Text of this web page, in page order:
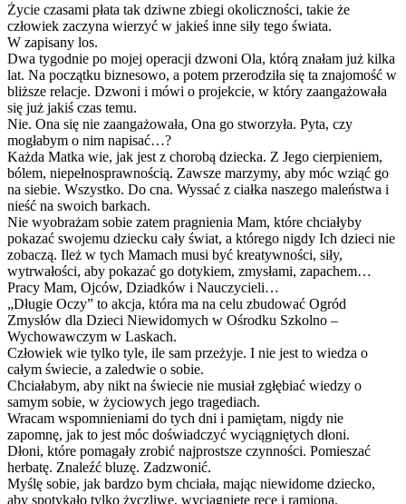
Życie czasami płata tak dziwne zbiegi okoliczności, takie że
człowiek zaczyna wierzyć w jakieś inne siły tego świata.
W zapisany los.
Dwa tygodnie po mojej operacji dzwoni Ola, którą znałam już kilka
lat. Na początku biznesowo, a potem przerodziła się ta znajomość w
bliższe relacje. Dzwoni i mówi o projekcie, w który zaangażowała
się już jakiś czas temu.
Nie. Ona się nie zaangażowała, Ona go stworzyła. Pyta, czy
mogłabym o nim napisać…?
Każda Matka wie, jak jest z chorobą dziecka. Z Jego cierpieniem,
bólem, niepełnosprawnością. Zawsze marzymy, aby móc wziąć go
na siebie. Wszystko. Do cna. Wyssać z ciałka naszego maleństwa i
nieść na swoich barkach.
Nie wyobrażam sobie zatem pragnienia Mam, które chciałyby
pokazać swojemu dziecku cały świat, a którego nigdy Ich dzieci nie
zobaczą. Ileż w tych Mamach musi być kreatywności, siły,
wytrwałości, aby pokazać go dotykiem, zmysłami, zapachem…
Pracy Mam, Ojców, Dziadków i Nauczycieli…
„Długie Oczy” to akcja, która ma na celu zbudować Ogród
Zmysłów dla Dzieci Niewidomych w Ośrodku Szkolno –
Wychowawczym w Laskach.
Człowiek wie tylko tyle, ile sam przeżyje. I nie jest to wiedza o
całym świecie, a zaledwie o sobie.
Chciałabym, aby nikt na świecie nie musiał zgłębiać wiedzy o
samym sobie, w życiowych jego tragediach.
Wracam wspomnieniami do tych dni i pamiętam, nigdy nie
zapomnę, jak to jest móc doświadczyć wyciągniętych dłoni.
Dłoni, które pomagały zrobić najprostsze czynności. Pomieszać
herbatę. Znaleźć bluzę. Zadzwonić.
Myślę sobie, jak bardzo bym chciała, mając niewidome dziecko,
aby spotykało tylko życzliwe, wyciągnięte ręce i ramiona.